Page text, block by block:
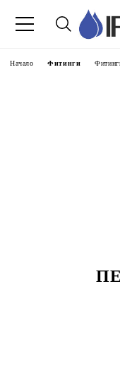
Начало Фитинги